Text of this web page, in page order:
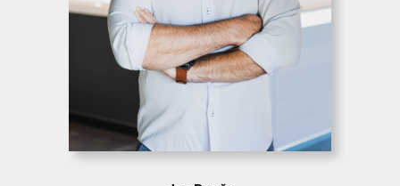
Lukáš Kohoutek